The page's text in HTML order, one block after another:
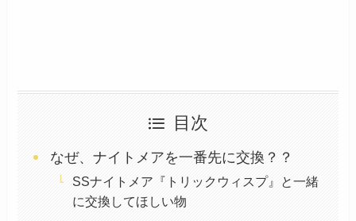
目次
なぜ、ナイトメアを一番先に交換？？
SSナイトメア『トリックウィスプ』と一緒
に交換してほしい物